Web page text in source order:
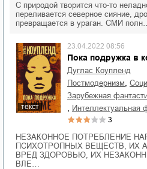
С природой творится что-то
переливается северное сияние,
превращается в ураган. СМИ
текст
Пока подружка в
23.04.2022 08:56
Дуглас Коупленд
постмодернизм
зарубежная
интеллектуальная
3
НЕЗАКОННОЕ ПОТРЕБЛЕНИЕ
ПСИХОТРОПНЫХ ВЕЩЕСТВ, ИХ
ВРЕД ЗДОРОВЬЮ, ИХ
ВЛЕ…